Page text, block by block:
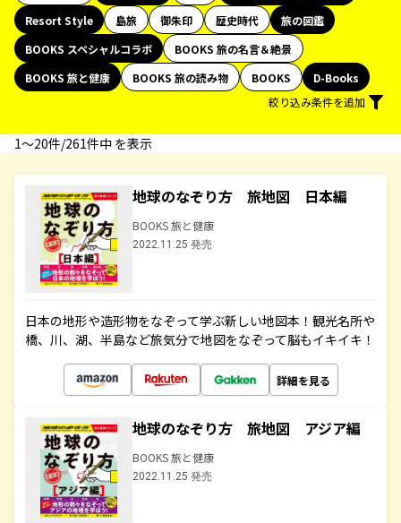
Resort Style
島旅 御朱印 歴史時代
旅の図鑑
BOOKS スペシャルコラボ
BOOKS 旅の名言＆絶景
BOOKS 旅と健康
BOOKS 旅の読み物 BOOKS
D-Books
絞り込み条件を追加
1〜20件/261件中 を表示
地球のなぞり方 旅地図 日本編
BOOKS 旅と健康
2022.11.25 発売
日本の地形や造形物をなぞって学ぶ新しい地図本！観光名所や
橋、川、湖、半島など旅気分で地図をなぞって脳もイキイキ！
詳細を見る
地球のなぞり方 旅地図 アジア編
BOOKS 旅と健康
2022.11.25 発売